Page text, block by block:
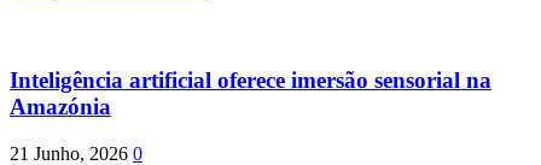
Inteligência artificial oferece imersão sensorial na
Amazónia
21 Junho, 2026 0